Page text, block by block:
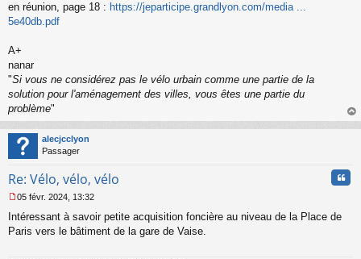
s
g
n
o
n
u
en réunion, page 18 : https://jeparticipe.grandlyon.com/media ...
5e40db.pdf
A+
nanar
"Si vous ne considérez pas le vélo urbain comme une partie de la
solution pour l'aménagement des villes, vous êtes une partie du
problème"
au
alecjcclyon
Passager
Re: Vélo, vélo, vélo
e
s
05 févr. 2024, 13:32
Intéressant à savoir petite acquisition foncière au niveau de la Place de
Paris vers le bâtiment de la gare de Vaise.